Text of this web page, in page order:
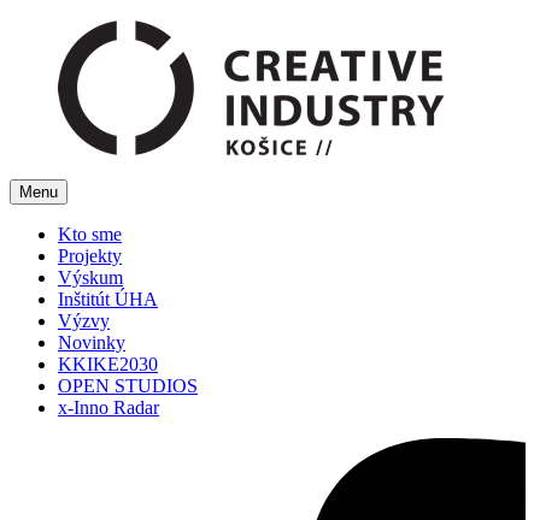
Menu
Kto sme
Projekty
Výskum
Inštitút ÚHA
Výzvy
Novinky
KKIKE2030
OPEN STUDIOS
x-Inno Radar